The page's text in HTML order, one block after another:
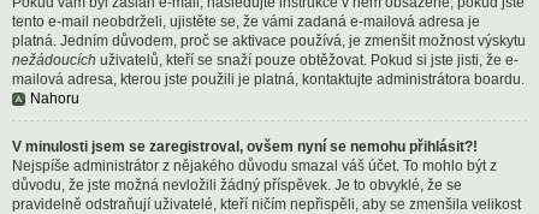
tento e-mail neobdrželi, ujistěte se, že vámi zadaná e-mailová adresa je
platná. Jedním důvodem, proč se aktivace používá, je zmenšit možnost výskytu
nežádoucích uživatelů, kteří se snaží pouze obtěžovat. Pokud si jste jisti, že e-
mailová adresa, kterou jste použili je platná, kontaktujte administrátora boardu.
Nahoru
V minulosti jsem se zaregistroval, ovšem nyní se nemohu přihlásit?!
Nejspíše administrátor z nějakého důvodu smazal váš účet. To mohlo být z
důvodu, že jste možná nevložili žádný příspěvek. Je to obvyklé, že se
pravidelně odstraňují uživatelé, kteří ničím nepřispěli, aby se zmenšila velikost